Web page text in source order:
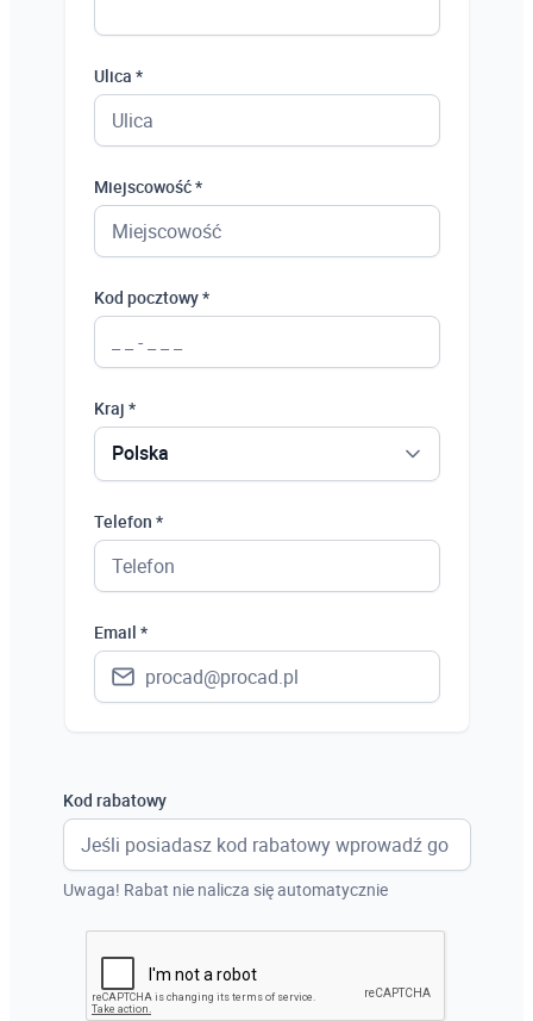
Ulica *
Miejscowość *
Kod pocztowy *
Kraj *
Polska
Telefon *
Email *
Kod rabatowy
Uwaga! Rabat nie nalicza się automatycznie
Polska
Ukraina
Niemcy
Wielka Brytania
Włochy
Francja
Szwecja
Holandia
Czechy